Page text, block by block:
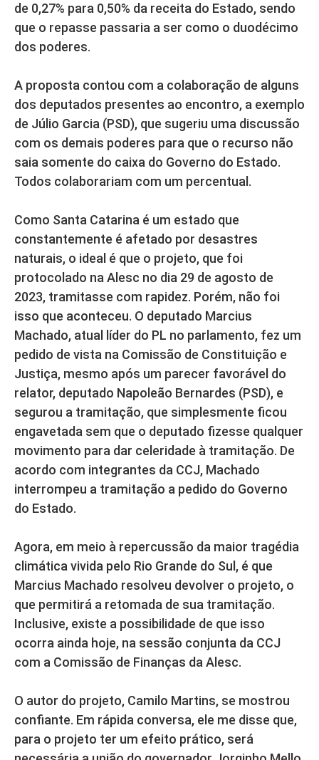
de 0,27% para 0,50% da receita do Estado, sendo
que o repasse passaria a ser como o duodécimo
dos poderes.
A proposta contou com a colaboração de alguns
dos deputados presentes ao encontro, a exemplo
de Júlio Garcia (PSD), que sugeriu uma discussão
com os demais poderes para que o recurso não
saia somente do caixa do Governo do Estado.
Todos colaborariam com um percentual.
Como Santa Catarina é um estado que
constantemente é afetado por desastres
naturais, o ideal é que o projeto, que foi
protocolado na Alesc no dia 29 de agosto de
2023, tramitasse com rapidez. Porém, não foi
isso que aconteceu. O deputado Marcius
Machado, atual líder do PL no parlamento, fez um
pedido de vista na Comissão de Constituição e
Justiça, mesmo após um parecer favorável do
relator, deputado Napoleão Bernardes (PSD), e
segurou a tramitação, que simplesmente ficou
engavetada sem que o deputado fizesse qualquer
movimento para dar celeridade à tramitação. De
acordo com integrantes da CCJ, Machado
interrompeu a tramitação a pedido do Governo
do Estado.
Agora, em meio à repercussão da maior tragédia
climática vivida pelo Rio Grande do Sul, é que
Marcius Machado resolveu devolver o projeto, o
que permitirá a retomada de sua tramitação.
Inclusive, existe a possibilidade de que isso
ocorra ainda hoje, na sessão conjunta da CCJ
com a Comissão de Finanças da Alesc.
O autor do projeto, Camilo Martins, se mostrou
confiante. Em rápida conversa, ele me disse que,
para o projeto ter um efeito prático, será